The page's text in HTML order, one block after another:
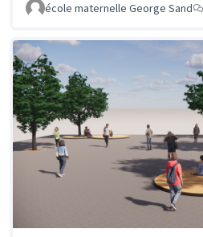
école maternelle George Sand